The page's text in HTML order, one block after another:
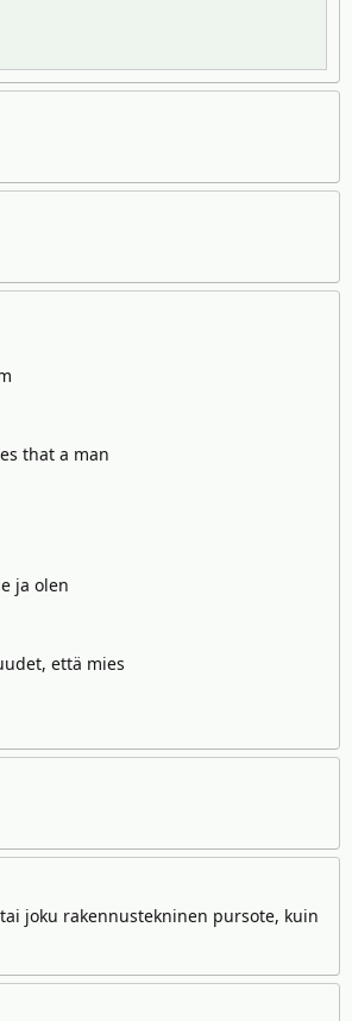
that a man
ja olen
että mies
joku rakennustekninen pursote, kuin